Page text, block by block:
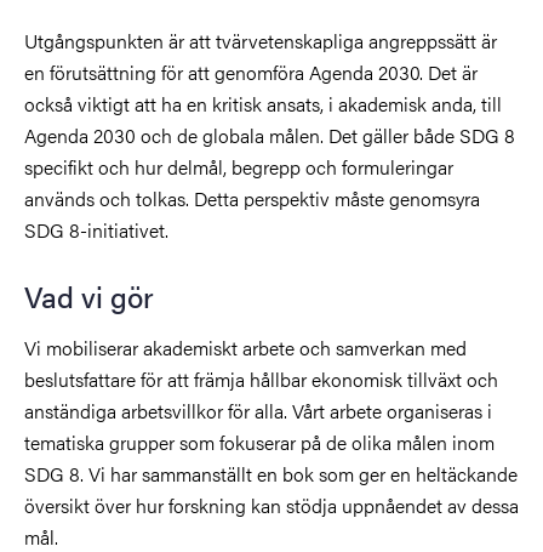
Utgångspunkten är att tvärvetenskapliga angreppssätt är
en förutsättning för att genomföra Agenda 2030. Det är
också viktigt att ha en kritisk ansats, i akademisk anda, till
Agenda 2030 och de globala målen. Det gäller både SDG 8
specifikt och hur delmål, begrepp och formuleringar
används och tolkas. Detta perspektiv måste genomsyra
SDG 8-initiativet.
Vad vi gör
Vi mobiliserar akademiskt arbete och samverkan med
beslutsfattare för att främja hållbar ekonomisk tillväxt och
anständiga arbetsvillkor för alla. Vårt arbete organiseras i
tematiska grupper som fokuserar på de olika målen inom
SDG 8. Vi har sammanställt en bok som ger en heltäckande
översikt över hur forskning kan stödja uppnåendet av dessa
mål.